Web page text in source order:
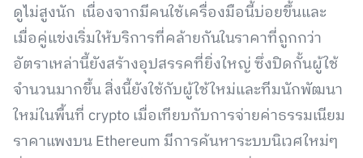
ดูไม่สูงนัก เนื่องจากมีคนใช้เครื่องมือนี้บ่อยขึ้นและ
เมื่อคู่แข่งเริ่มให้บริการที่คล้ายกันในราคาที่ถูกกว่า
อัตราเหล่านี้ยังสร้างอุปสรรคที่ยิ่งใหญ่ ซึ่งปิดกั้นผู้ใช้
จำนวนมากขึ้น สิ่งนี้ยังใช้กับผู้ใช้ใหม่และทีมนักพัฒนา
ใหม่ในพื้นที่ crypto เมื่อเทียบกับการจ่ายค่าธรรมเนียม
ราคาแพงบน Ethereum มีการค้นหาระบบนิเวศใหม่ๆ